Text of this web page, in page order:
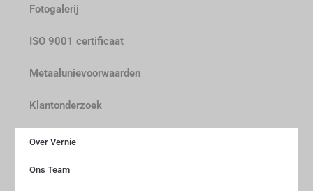
Fotogalerij
ISO 9001 certificaat
Metaalunievoorwaarden
Klantonderzoek
Over Vernie
Ons Team